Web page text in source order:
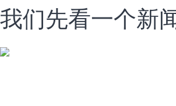
我们先看一个新